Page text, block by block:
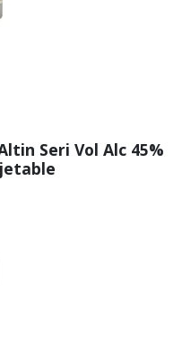
Seri Vol Alc 45%